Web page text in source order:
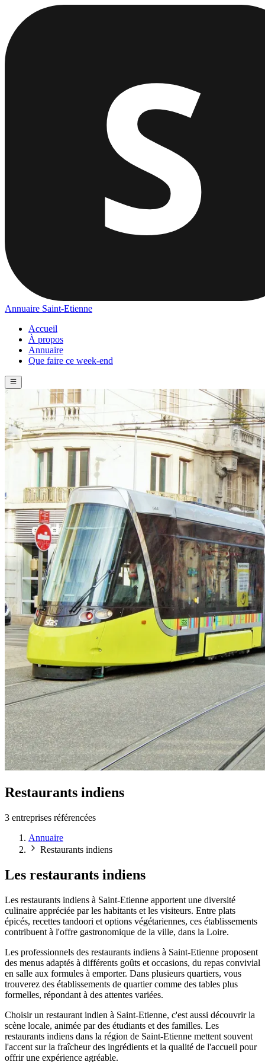
Annuaire Saint-Etienne
Accueil
À propos
Annuaire
Que faire ce week-end
Restaurants indiens
3 entreprises référencées
Annuaire
Restaurants indiens
Les restaurants indiens
Les restaurants indiens à Saint-Etienne apportent une diversité
culinaire appréciée par les habitants et les visiteurs. Entre plats
épicés, recettes tandoori et options végétariennes, ces établissements
contribuent à l'offre gastronomique de la ville, dans la Loire.
Les professionnels des restaurants indiens à Saint-Etienne proposent
des menus adaptés à différents goûts et occasions, du repas convivial
en salle aux formules à emporter. Dans plusieurs quartiers, vous
trouverez des établissements de quartier comme des tables plus
formelles, répondant à des attentes variées.
Choisir un restaurant indien à Saint-Etienne, c'est aussi découvrir la
scène locale, animée par des étudiants et des familles. Les
restaurants indiens dans la région de Saint-Etienne mettent souvent
l'accent sur la fraîcheur des ingrédients et la qualité de l'accueil pour
offrir une expérience agréable.